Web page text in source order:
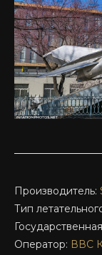
Производитель:
Тип
Оператор: ВВС